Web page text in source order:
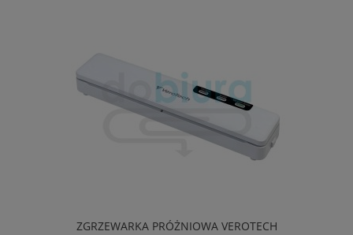
ZGRZEWARKA PRÓŻNIOWA VEROTECH